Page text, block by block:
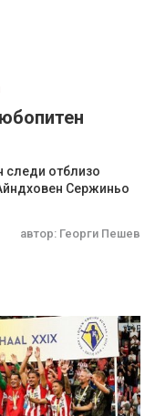
следи отблизо
Сержиньо
автор: Георги Пешев